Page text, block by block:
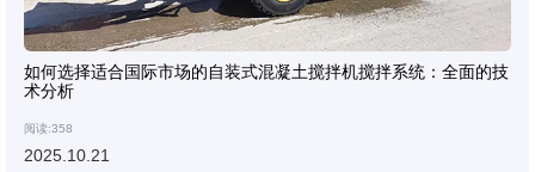
如何选择适合国际市场的自装式混凝土搅拌机搅拌系统：全面的技
术分析
阅读:358
2025.10.21